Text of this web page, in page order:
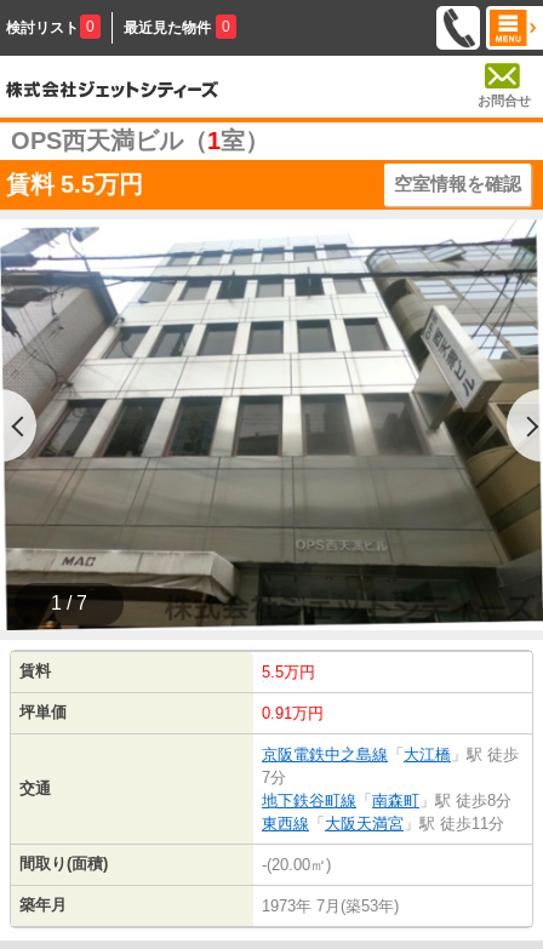
検討リスト 0 最近見た物件 0
お問合せ
OPS西天満ビル（1室）
賃料 5.5万円 空室情報を確認
1 / 7
賃料 5.5万円
坪単価 0.91万円
交通
京阪電鉄中之島線 「 大江橋 」駅 徒歩
7分
地下鉄谷町線 「 南森町 」駅 徒歩8分
東西線 「 大阪天満宮 」駅 徒歩11分
間取り(面積) -(20.00㎡)
築年月 1973年 7月(築53年)